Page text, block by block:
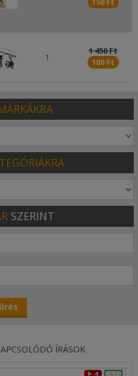
1
1 450 Ft
100 Ft
SZERINT
ÍRÁSOK